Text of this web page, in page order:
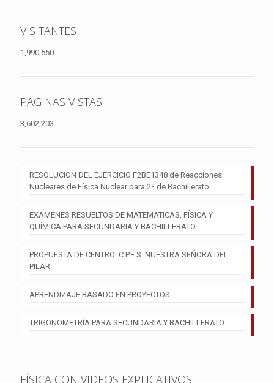
VISITANTES
1,990,550
PAGINAS VISTAS
3,602,203
RESOLUCION DEL EJERCICIO F2BE1348 de Reacciones
Nucleares de Física Nuclear para 2º de Bachillerato
EXÁMENES RESUELTOS DE MATEMÁTICAS, FÍSICA Y
QUÍMICA PARA SECUNDARIA Y BACHILLERATO
PROPUESTA DE CENTRO: C.P.E.S. NUESTRA SEÑORA DEL
PILAR
APRENDIZAJE BASADO EN PROYECTOS
TRIGONOMETRÍA PARA SECUNDARIA Y BACHILLERATO
FÍSICA CON VIDEOS EXPLICATIVOS